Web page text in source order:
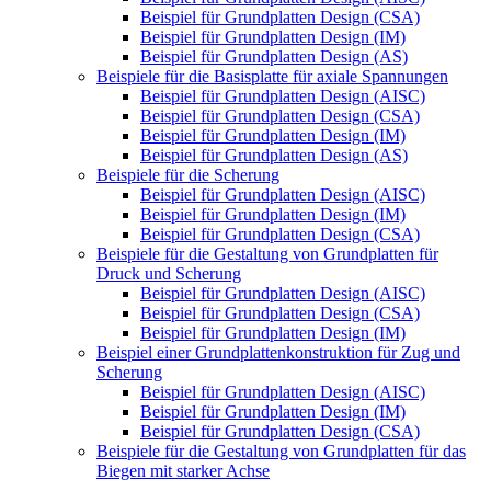
Beispiel für Grundplatten Design (CSA)
Beispiel für Grundplatten Design (IM)
Beispiel für Grundplatten Design (AS)
Beispiele für die Basisplatte für axiale Spannungen
Beispiel für Grundplatten Design (AISC)
Beispiel für Grundplatten Design (CSA)
Beispiel für Grundplatten Design (IM)
Beispiel für Grundplatten Design (AS)
Beispiele für die Scherung
Beispiel für Grundplatten Design (AISC)
Beispiel für Grundplatten Design (IM)
Beispiel für Grundplatten Design (CSA)
Beispiele für die Gestaltung von Grundplatten für
Druck und Scherung
Beispiel für Grundplatten Design (AISC)
Beispiel für Grundplatten Design (CSA)
Beispiel für Grundplatten Design (IM)
Beispiel einer Grundplattenkonstruktion für Zug und
Scherung
Beispiel für Grundplatten Design (AISC)
Beispiel für Grundplatten Design (IM)
Beispiel für Grundplatten Design (CSA)
Beispiele für die Gestaltung von Grundplatten für das
Biegen mit starker Achse